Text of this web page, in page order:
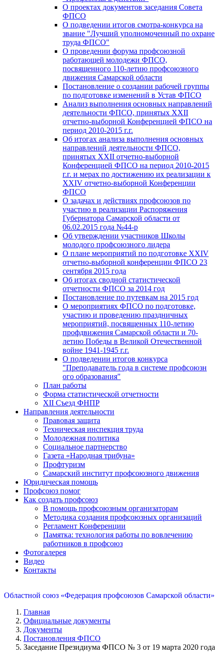
О проектах документов заседания Совета
ФПСО
О подведении итогов смотра-конкурса на
звание "Лучший уполномоченный по охране
труда ФПСО"
О проведении форума профсоюзной
работающей молодежи ФПСО,
посвященного 110-летию профсоюзного
движения Самарской области
Постановление о создании рабочей группы
по подготовке изменений в Устав ФПСО
Анализ выполнения основных направлений
деятельности ФПСО, принятых XXII
отчетно-выборной Конференцией ФПСО на
период 2010-2015 г.г.
Об итогах анализа выполнения основных
направлений деятельности ФПСО,
принятых XXII отчетно-выборной
Конференцией ФПСО на период 2010-2015
г.г. и мерах по достижению их реализации к
XXIV отчетно-выборной Конференции
ФПСО
О задачах и действиях профсоюзов по
участию в реализации Распоряжения
Губернатора Самарской области от
06.02.2015 года №44-р
Об утверждении участников Школы
молодого профсоюзного лидера
О плане мероприятий по подготовке XXIV
отчетно-выборной конференции ФПСО 23
сентября 2015 года
Об итогах сводной статистической
отчетности ФПСО за 2014 год
Постановление по путевкам на 2015 год
О мероприятиях ФПСО по подготовке,
участию и проведению праздничных
мероприятий, посвященных 110-летию
профдвижения Самарской области и 70-
летию Победы в Великой Отечественной
войне 1941-1945 г.г.
О подведении итогов конкурса
"Преподаватель года в системе профсоюзн
ого образования"
План работы
Форма статистической отчетности
XII Съезд ФНПР
Направления деятельности
Правовая защита
Техническая инспекция труда
Молодежная политика
Социальное партнерство
Газета «Народная трибуна»
Профтуризм
Самарский институт профсоюзного движения
Юридическая помощь
Профсоюз помог
Как создать профсоюз
В помощь профсоюзным организаторам
Методика создания профсоюзных организаций
Регламент Конференции
Памятка: технология работы по вовлечению
работников в профсоюз
Фотогалерея
Видео
Контакты
Областной союз «Федерация профсоюзов Самарской области»
Главная
Официальные документы
Документы
Постановления ФПСО
Заседание Президиума ФПСО № 3 от 19 марта 2020 года